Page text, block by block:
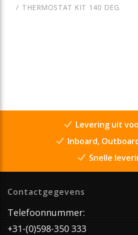
THERMOSTAT KIT 140 DEG.
Levering uit
Inboard,
Snelle
Contactgegevens
Telefoonnummer:
+31-(0)598-350 333